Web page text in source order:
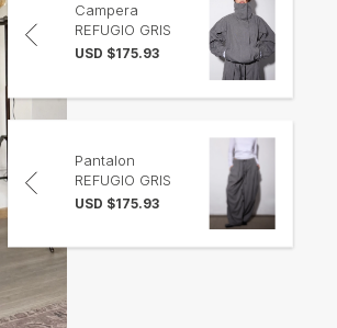
Campera
REFUGIO GRIS
PRE-VENTA
$175.93 USD
Pantalon
REFUGIO GRIS
$175.93 USD